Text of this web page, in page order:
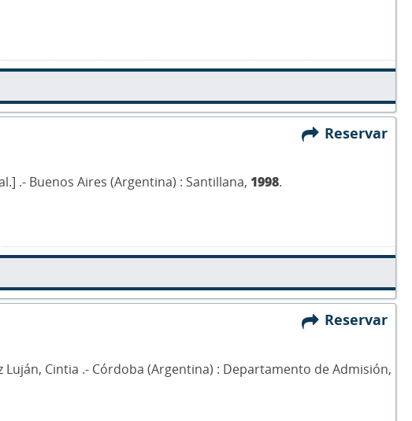
Reservar
.- Buenos Aires (Argentina) : Santillana, 1998.
Reservar
Luján, Cintia .- Córdoba (Argentina) : Departamento de Admisión,